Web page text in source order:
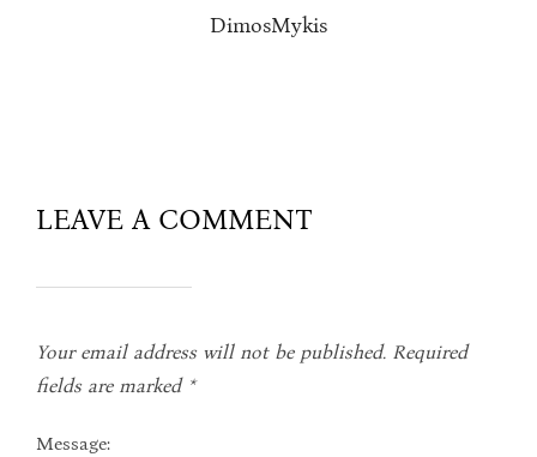
DimosMykis
LEAVE A COMMENT
Your email address will not be published. Required
fields are marked *
Message: